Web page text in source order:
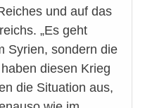
und auf das
„Es geht
Syrien, sondern die
diesen Krieg
die Situation aus,